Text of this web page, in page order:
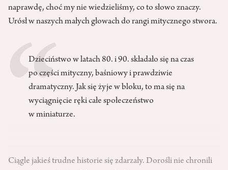
naprawdę, choć my nie wiedzieliśmy, co to słowo znaczy.
Urósł w naszych małych głowach do rangi mitycznego stwora.
Dzieciństwo w latach 80. i 90. składało się na czas
po części mityczny, baśniowy i prawdziwie
dramatyczny. Jak się żyje w bloku, to ma się na
wyciągnięcie ręki całe społeczeństwo
w miniaturze.
Ciągle jakieś trudne historie się zdarzały. Dorośli nie chronili